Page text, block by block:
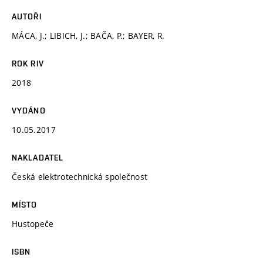
AUTOŘI
MÁCA, J.; LIBICH, J.; BAČA, P.; BAYER, R.
ROK RIV
2018
VYDÁNO
10.05.2017
NAKLADATEL
Česká elektrotechnická společnost
MÍSTO
Hustopeče
ISBN